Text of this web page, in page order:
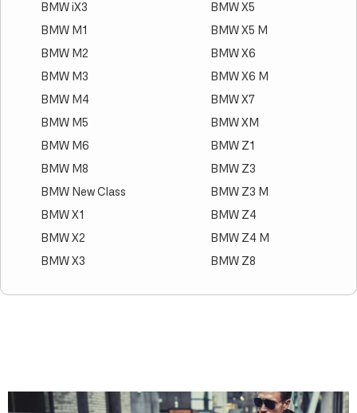
BMW iX3
BMW M1
BMW M2
BMW M3
BMW M4
BMW M5
BMW M6
BMW M8
BMW New Class
BMW X1
BMW X2
BMW X3
BMW X5
BMW X5 M
BMW X6
BMW X6 M
BMW X7
BMW XM
BMW Z1
BMW Z3
BMW Z3 M
BMW Z4
BMW Z4 M
BMW Z8